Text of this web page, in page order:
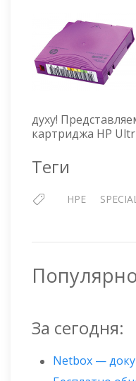
духу!
картриджа HP
Теги
HPE
За сегодня:
Netbox —